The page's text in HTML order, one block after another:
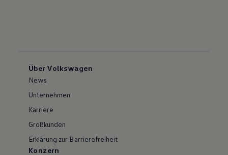
Über Volkswagen
News
Unternehmen
Karriere
Großkunden
Erklärung zur Barrierefreiheit
Konzern